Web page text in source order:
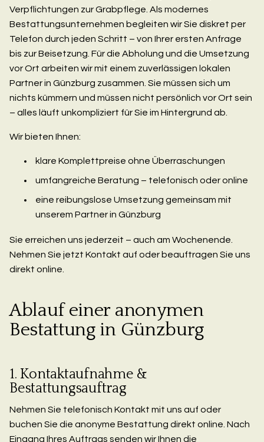
Verpflichtungen zur Grabpflege. Als modernes
Bestattungsunternehmen begleiten wir Sie diskret per
Telefon durch jeden Schritt – von Ihrer ersten Anfrage
bis zur Beisetzung. Für die Abholung und die Umsetzung
vor Ort arbeiten wir mit einem zuverlässigen lokalen
Partner in Günzburg zusammen. Sie müssen sich um
nichts kümmern und müssen nicht persönlich vor Ort sein
– alles läuft unkompliziert für Sie im Hintergrund ab.
Wir bieten Ihnen:
klare Komplettpreise ohne Überraschungen
umfangreiche Beratung – telefonisch oder online
eine reibungslose Umsetzung gemeinsam mit
unserem Partner in Günzburg
Sie erreichen uns jederzeit – auch am Wochenende.
Nehmen Sie jetzt Kontakt auf oder beauftragen Sie uns
direkt online.
Ablauf einer anonymen
Bestattung in Günzburg
1. Kontaktaufnahme &
Bestattungsauftrag
Nehmen Sie telefonisch Kontakt mit uns auf oder
buchen Sie die anonyme Bestattung direkt online. Nach
Eingang Ihres Auftrags senden wir Ihnen die